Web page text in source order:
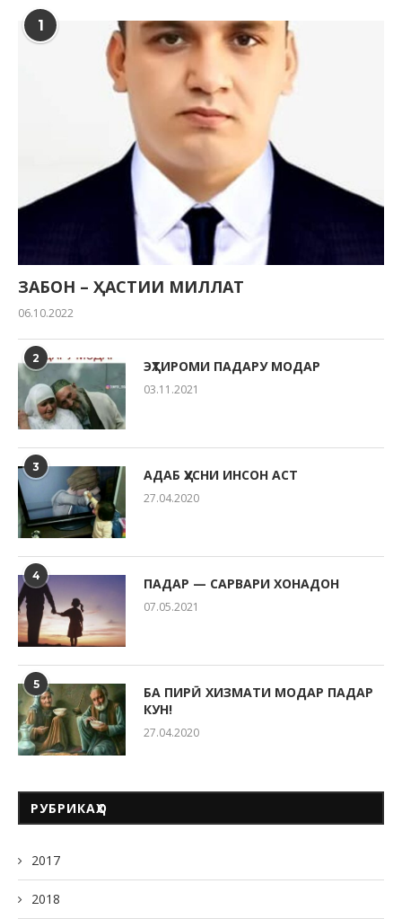
1
ЗАБОН – ҲАСТИИ МИЛЛАТ
06.10.2022
2 ЭҲТИРОМИ ПАДАРУ МОДАР
03.11.2021
3 АДАБ ҲУСНИ ИНСОН АСТ
27.04.2020
4 ПАДАР — САРВАРИ ХОНАДОН
07.05.2021
5
БА ПИРӢ ХИЗМАТИ МОДАР ПАДАР
КУН!
27.04.2020
РУБРИКАҲО
2017
2018